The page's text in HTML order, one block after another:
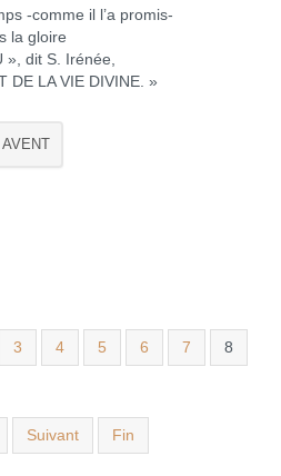
-comme il l’a promis-
la gloire
», dit S. Irénée,
DE LA VIE DIVINE. »
3 4 5 6 7 8
Suivant Fin